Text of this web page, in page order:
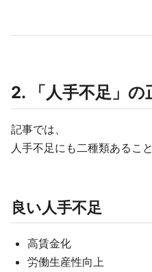
2. 「人手不足」の
記事では、
人手不足にも二種類あるこ
良い人手不足
高賃金化
労働生産性向上